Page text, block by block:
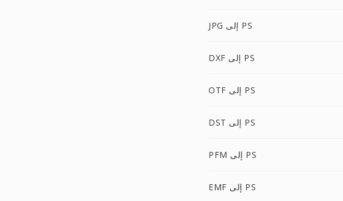
JPG إلى PS
DXF إلى PS
OTF إلى PS
DST إلى PS
PFM إلى PS
EMF إلى PS